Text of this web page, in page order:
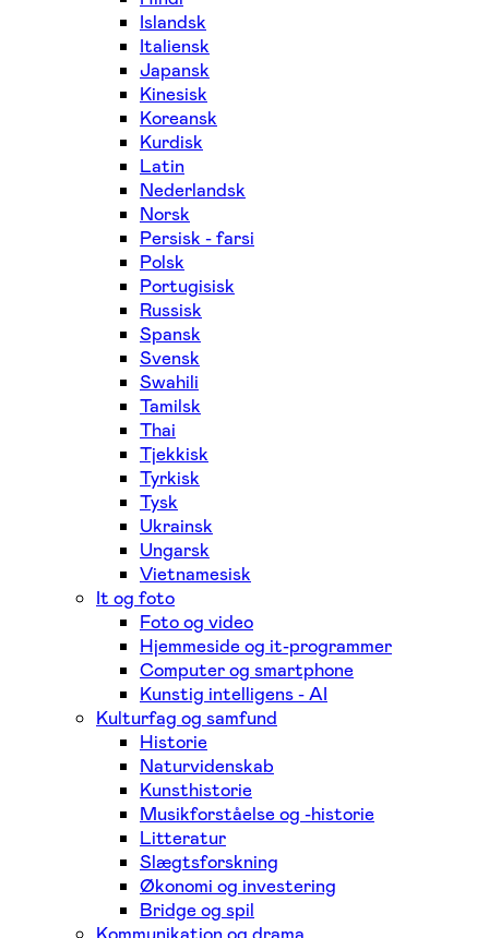
Islandsk
Italiensk
Japansk
Kinesisk
Koreansk
Kurdisk
Latin
Nederlandsk
Norsk
Persisk - farsi
Polsk
Portugisisk
Russisk
Spansk
Svensk
Swahili
Tamilsk
Thai
Tjekkisk
Tyrkisk
Tysk
Ukrainsk
Ungarsk
Vietnamesisk
It og foto
Foto og video
Hjemmeside og it-programmer
Computer og smartphone
Kunstig intelligens - AI
Kulturfag og samfund
Historie
Naturvidenskab
Kunsthistorie
Musikforståelse og -historie
Litteratur
Slægtsforskning
Økonomi og investering
Bridge og spil